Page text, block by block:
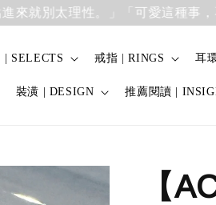
太理性。」「可愛這種事，不用解
| SELECTS 戒指 | RINGS 耳
裝潢 | DESIGN 推薦閱讀 |
【